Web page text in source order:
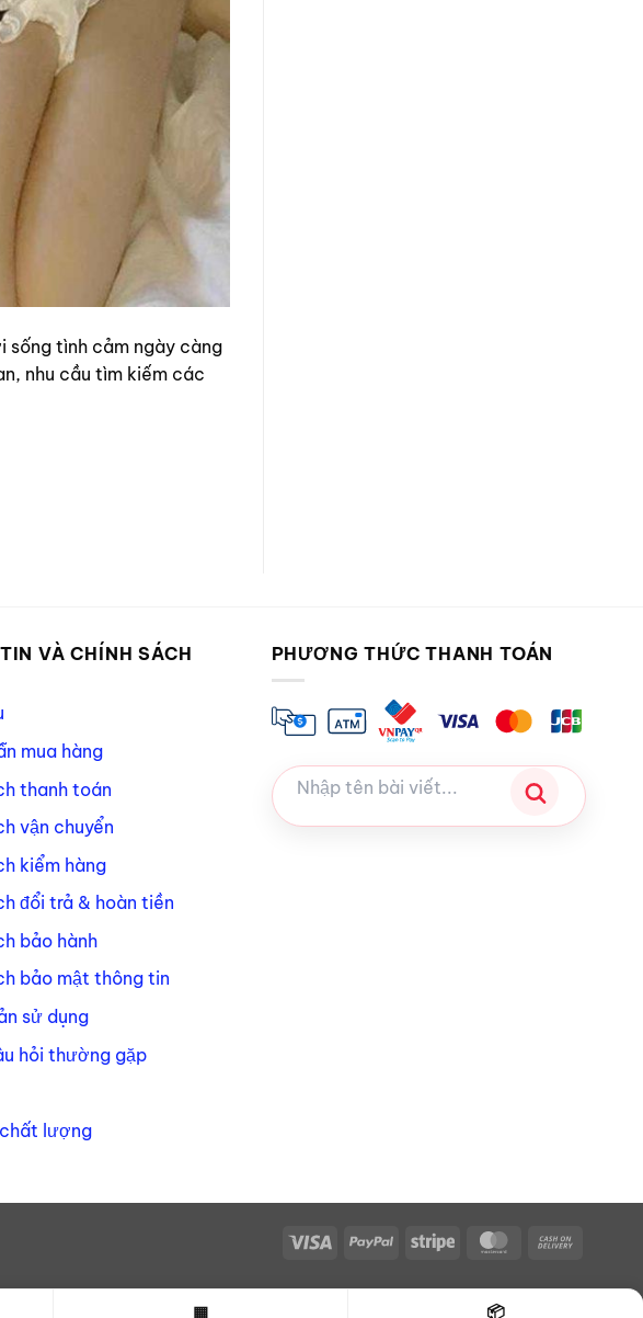
sống tình cảm ngày càng
nhu cầu tìm kiếm các
VÀ CHÍNH SÁCH
mua hàng
thanh toán
vận chuyển
kiểm hàng
đổi trả & hoàn tiền
bảo hành
bảo mật thông tin
sử dụng
hỏi thường gặp
lượng
PHƯƠNG THỨC THANH TOÁN
Visa PayPal Stripe MasterCard
Delivery
▦ 📦